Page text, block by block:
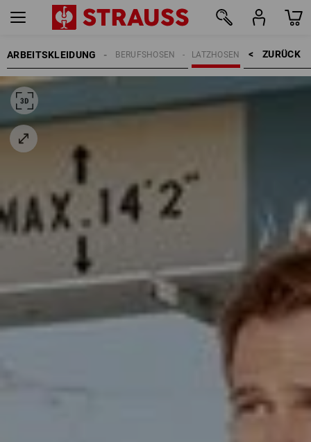
ARBEITSKLEIDUNG ZURÜCK    >
LATZHOSEN
BERUFSHOSEN
ARBEITSHOSEN